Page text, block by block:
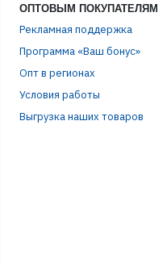
ОПТОВЫМ ПОКУПАТЕЛЯМ
Рекламная поддержка
Программа «Ваш бонус»
Опт в регионах
Условия работы
Выгрузка наших товаров